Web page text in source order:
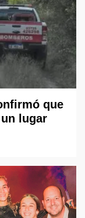
que
lugar